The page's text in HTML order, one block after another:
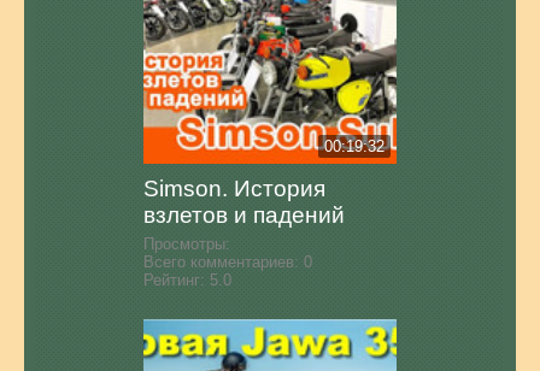
00:19:32
Simson. История
взлетов и падений
Просмотры:
Всего комментариев: 0
Рейтинг: 5.0